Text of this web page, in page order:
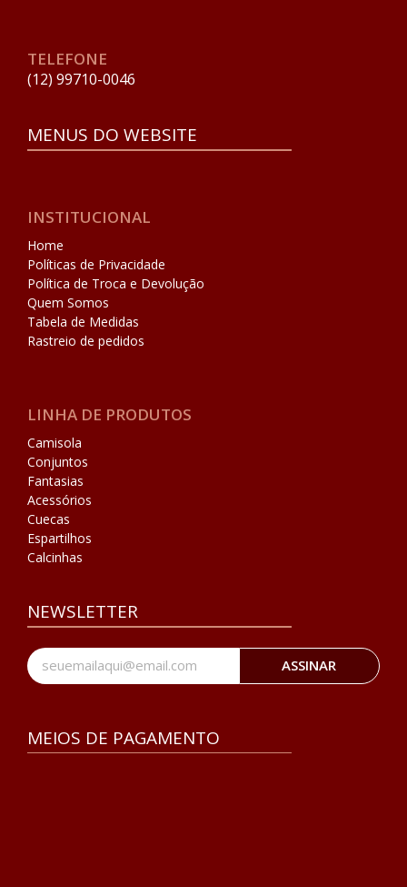
TELEFONE
(12) 99710-0046
MENUS DO WEBSITE
INSTITUCIONAL
Home
Políticas de Privacidade
Política de Troca e Devolução
Quem Somos
Tabela de Medidas
Rastreio de pedidos
LINHA DE PRODUTOS
Camisola
Conjuntos
Fantasias
Acessórios
Cuecas
Espartilhos
Calcinhas
NEWSLETTER
ASSINAR
MEIOS DE PAGAMENTO